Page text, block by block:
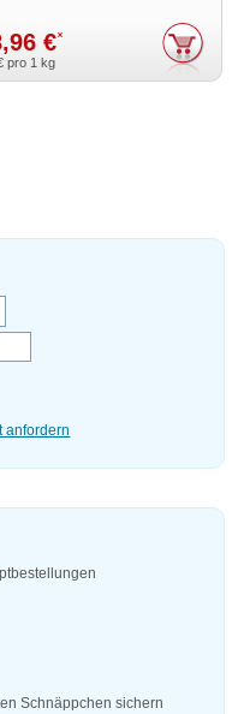
€*
pro 1 kg
anfordern
Schnäppchen sichern